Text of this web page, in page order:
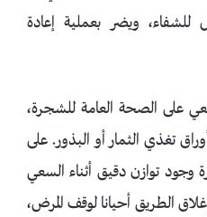
للشفاء، ويضر بعملية إعادة
على الصحة العامة للشجرة،
تغذي الثمار أو البذور. على
وجود توازن دقيق أثناء السعي
الطريق أحيانا لوقف المرض،